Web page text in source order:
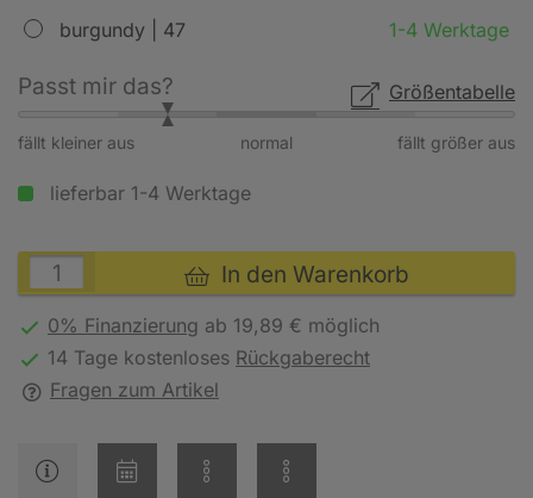
burgundy | 47
1-4 Werktage
Größentabelle
Passt mir das?
fällt kleiner aus fällt größer aus
normal
lieferbar 1-4 Werktage
In den Warenkorb
0% Finanzierung ab 19,89 € möglich
14 Tage kostenloses Rückgaberecht
Fragen zum Artikel